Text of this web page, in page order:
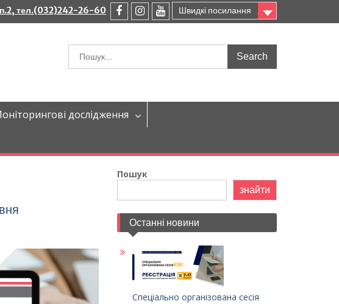
тел.(032)242-26-60
Швидкі посилання
facebookinstagram
youtube
дослідження
Пошук
знайти
Останні новини
Спеціально організована сесія